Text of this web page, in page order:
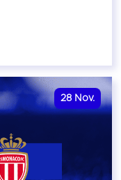
28 Nov.